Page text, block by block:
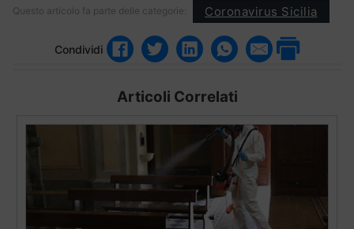
Questo articolo fa parte delle categorie: Coronavirus Sicilia
Condividi
Articoli Correlati